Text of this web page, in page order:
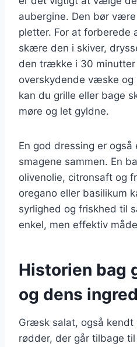
aubergine. Den bør
pletter. For at forberede
skære den i skiver,
den trække i 30
overskydende væske
kan du grille eller bage
møre og let gyldne.
En god dressing er
smagene sammen. En
olivenolie, citronsaft og
oregano eller basilikum
syrlighed og friskhed til
enkel, men effektiv
Historien bag
og dens
Græsk salat, også kendt
rødder, der går tilbage